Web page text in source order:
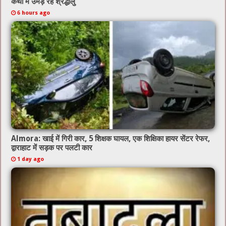
6 hours ago
Almora: खाई में गिरी कार, 5 शिक्षक घायल, एक शिक्षिका हायर सेंटर रेफर,
द्वाराहाट में सड़क पर पलटी कार
1 day ago